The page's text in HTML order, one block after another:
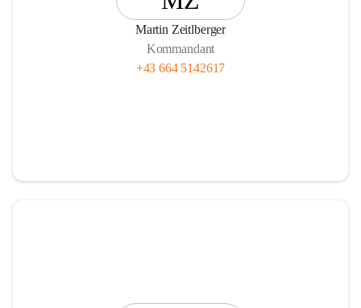
Martin Zeitlberger
Kommandant
+43 664 5142617